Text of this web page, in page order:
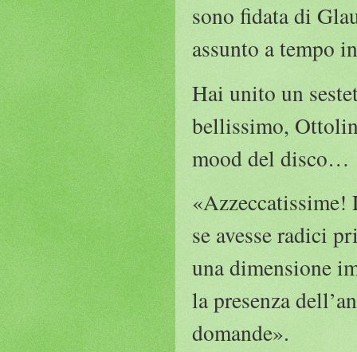
sono fidata di
assunto a tempo
Hai unito un
bellissimo,
mood del disco…
«Azzeccatissime!
se avesse radici
una dimensione
la presenza
domande».